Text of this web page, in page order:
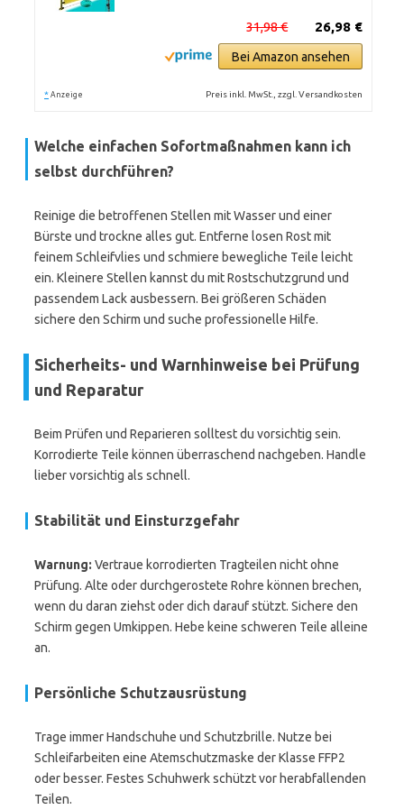
26,98 €
31,98 €
Bei Amazon ansehen
* Anzeige Preis inkl. MwSt., zzgl. Versandkosten
Welche einfachen Sofortmaßnahmen kann ich
selbst durchführen?
Reinige die betroffenen Stellen mit Wasser und einer
Bürste und trockne alles gut. Entferne losen Rost mit
feinem Schleifvlies und schmiere bewegliche Teile leicht
ein. Kleinere Stellen kannst du mit Rostschutzgrund und
passendem Lack ausbessern. Bei größeren Schäden
sichere den Schirm und suche professionelle Hilfe.
Sicherheits- und Warnhinweise bei Prüfung
und Reparatur
Beim Prüfen und Reparieren solltest du vorsichtig sein.
Korrodierte Teile können überraschend nachgeben. Handle
lieber vorsichtig als schnell.
Stabilität und Einsturzgefahr
Warnung: Vertraue korrodierten Tragteilen nicht ohne
Prüfung. Alte oder durchgerostete Rohre können brechen,
wenn du daran ziehst oder dich darauf stützt. Siche­re den
Schirm gegen Umkippen. Hebe keine schweren Teile alleine
an.
Persönliche Schutzausrüstung
Trage immer Handschuhe und Schutzbrille. Nutze bei
Schleifarbeiten eine Atemschutzmaske der Klasse FFP2
oder besser. Festes Schuhwerk schützt vor herabfallenden
Teilen.